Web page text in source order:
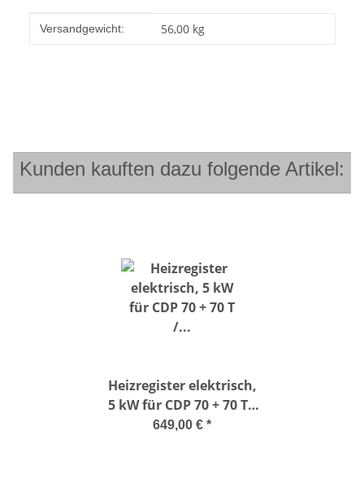
Produkteigenschaft
Wert
Versandgewicht: 56,00 kg
Kunden kauften dazu folgende Artikel:
Heizregister elektrisch,
5 kW für CDP 70 + 70 T /
CDF 70
649,00 € *